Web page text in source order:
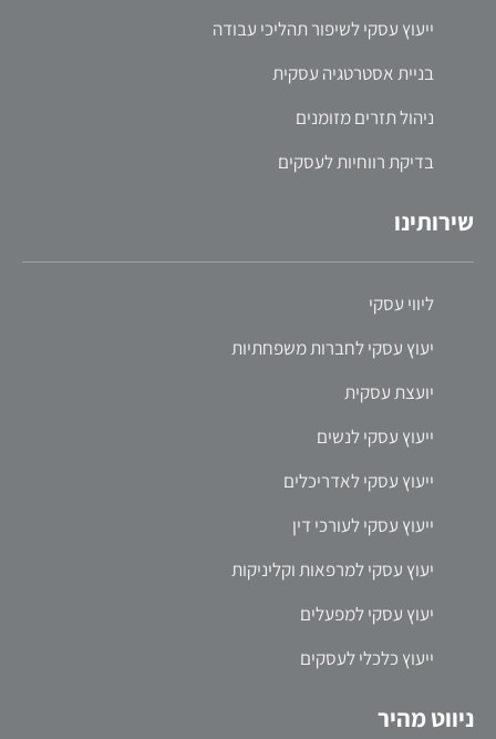
ניווט מהיר
שירותינו
ליווי עסקי
יעוץ עסקי לחברות משפחתיות
יועצת עסקית
ייעוץ עסקי לנשים
ייעוץ עסקי לאדריכלים
ייעוץ עסקי לעורכי דין
יעוץ עסקי למרפאות וקליניקות
יעוץ עסקי למפעלים
ייעוץ כלכלי לעסקים
ייעוץ עסקי לשיפור תהליכי עבודה
בניית אסטרטגיה עסקית
ניהול תזרים מזומנים
בדיקת רווחיות לעסקים